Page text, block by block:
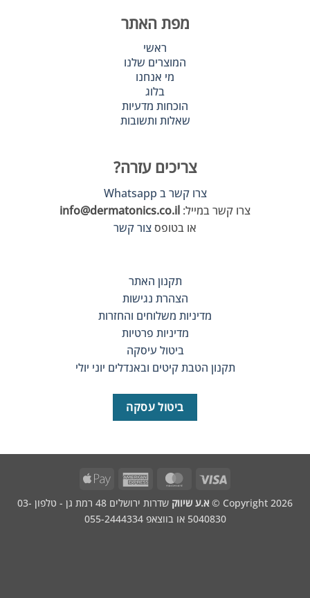
מפת האתר
המוצרים שלנו
מי אנחנו
הוכחות מדעיות
שאלות ותשובות
צריכים עזרה?
צרו קשר ב Whatsapp
צרו קשר במייל:info@dermatonics.co.il
או בטופס צור קשר
תקנון האתר
הצהרת נגישות
מדיניות משלוחים והחזרות
מדיניות פרטיות
ביטול עיסקה
תקנון הטבת קיטים ובאנדלים יוני יולי
ביטול עסקה
Visa
MasterCard
American
Apple
Copyright א.ע שיווק
שדרות ירושלים 48 רמת גן - טלפון 03-
5040830 או בווצאפ 055-2444334